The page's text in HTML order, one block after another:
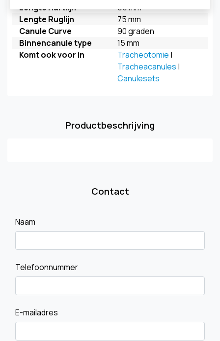
Lengte Hartlijn
65 mm
Lengte Ruglijn
75 mm
Canule Curve
90 graden
Binnencanule type
15 mm
Komt ook voor in
Tracheotomie |
Tracheacanules |
Canulesets
Productbeschrijving
Contact
Naam
Telefoonnummer
E-mailadres